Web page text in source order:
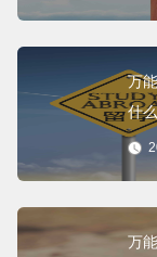
万
什
万